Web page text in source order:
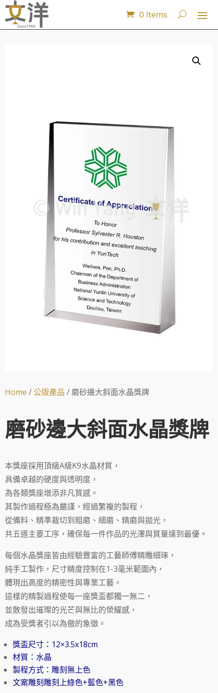
0 Items
Home /公版產品 / 磨砂邊大斜面水晶獎牌
磨砂邊大斜面水晶獎牌
本獎座採用頂級A級K9水晶材質，
具備卓越的硬度與透明度，
為各類獎座增添非凡質感。
其製作過程極為嚴謹，經過繁複的製程，
從備料、精準裁切到粗磨、細磨、精磨與拋光，
共五道主要工序，確保每一件作品的光澤與質量達到最優。
每個水晶獎座皆由經驗豐富的工藝師傅精雕細琢，
純手工製作，尺寸精度控制在1-3毫米範圍內，
體現出高度的精密性與專業工藝。
這樣的精製過程使每一座獎盃都獨一無二，
並散發出璀璨的光芒與無比的榮耀感，
成為受獎者引以為傲的象徵。
獎盃尺寸：12×3.5x18cm
材質：水晶
製程方式：雕刻無上色
文案雕刻雕刻上綠色+藍色+黑色